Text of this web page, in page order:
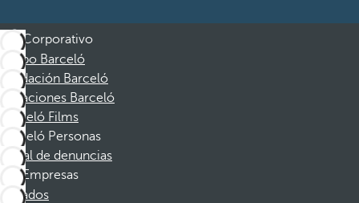
Corporativo
Grupo Barceló
Fundación Barceló
Vacaciones Barceló
Barceló Films
Barceló Personas
Canal de denuncias
Empresas
Afiliados